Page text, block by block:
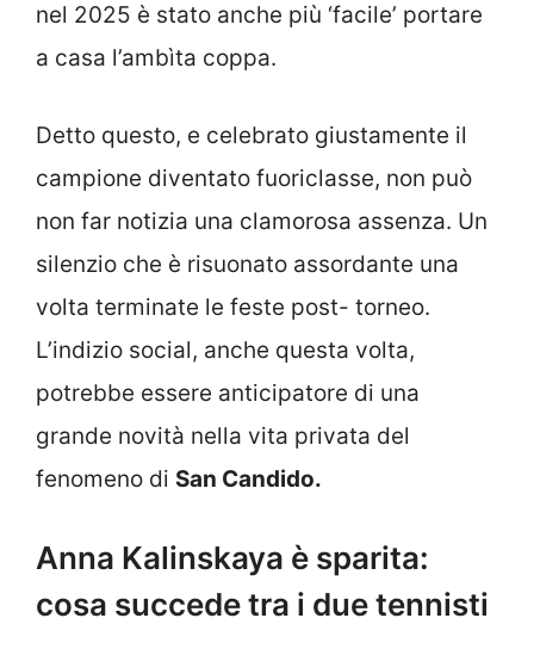
nel 2025 è stato anche più ‘facile’ portare
a casa l’ambìta coppa.
Detto questo, e celebrato giustamente il
campione diventato fuoriclasse, non può
non far notizia una clamorosa assenza. Un
silenzio che è risuonato assordante una
volta terminate le feste post- torneo.
L’indizio social, anche questa volta,
potrebbe essere anticipatore di una
grande novità nella vita privata del
fenomeno di San Candido.
Anna Kalinskaya è sparita:
cosa succede tra i due tennisti